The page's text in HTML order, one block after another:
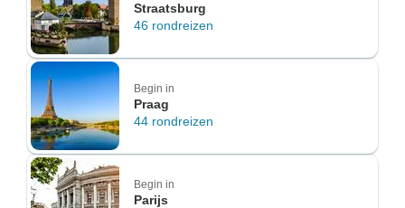
Straatsburg
46 rondreizen
Begin in
Praag
44 rondreizen
Begin in
Parijs